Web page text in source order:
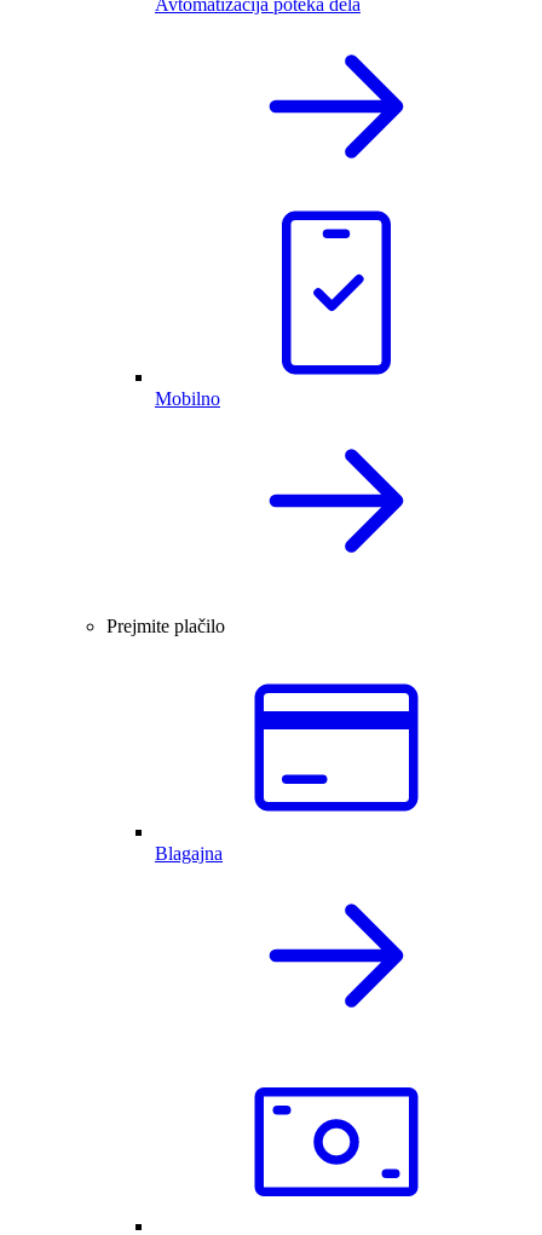
Avtomatizacija poteka dela
Mobilno
Prejmite plačilo
Blagajna